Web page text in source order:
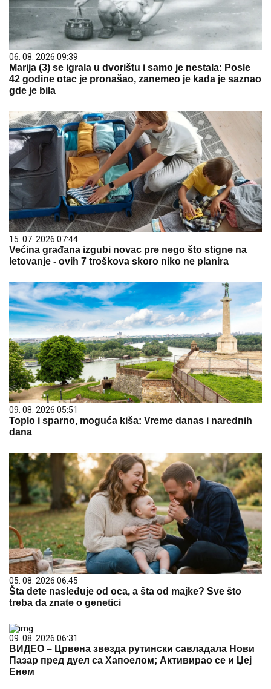
06. 08. 2026 09:39
Marija (3) se igrala u dvorištu i samo je nestala: Posle
42 godine otac je pronašao, zanemeo je kada je saznao
gde je bila
15. 07. 2026 07:44
Većina građana izgubi novac pre nego što stigne na
letovanje - ovih 7 troškova skoro niko ne planira
09. 08. 2026 05:51
Toplo i sparno, moguća kiša: Vreme danas i narednih
dana
05. 08. 2026 06:45
Šta dete nasleđuje od oca, a šta od majke? Sve što
treba da znate o genetici
09. 08. 2026 06:31
ВИДЕО – Црвена звезда рутински савладала Нови
Пазар пред дуел са Хапоелом; Активирао се и Џеј
Енем